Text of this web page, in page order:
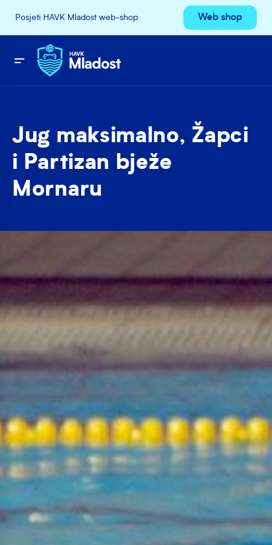
Posjeti HAVK Mladost web-shop Web shop
Jug maksimalno, Žapci
i Partizan bježe
Mornaru